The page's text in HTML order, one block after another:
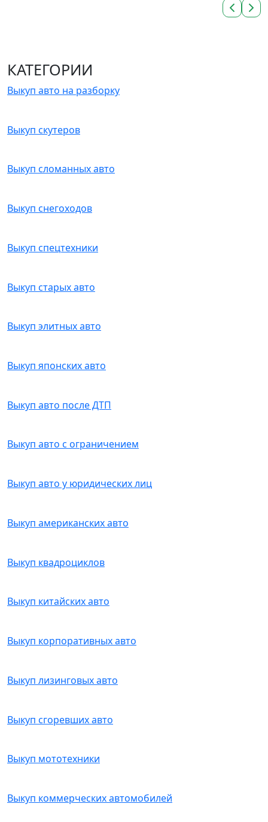
КАТЕГОРИИ
Выкуп авто на разборку
Выкуп скутеров
Выкуп сломанных авто
Выкуп снегоходов
Выкуп спецтехники
Выкуп старых авто
Выкуп элитных авто
Выкуп японских авто
Выкуп авто после ДТП
Выкуп авто с ограничением
Выкуп авто у юридических лиц
Выкуп американских авто
Выкуп квадроциклов
Выкуп китайских авто
Выкуп корпоративных авто
Выкуп лизинговых авто
Выкуп сгоревших авто
Выкуп мототехники
Выкуп коммерческих автомобилей